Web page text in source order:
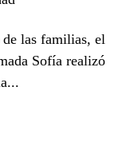
las familias, el
Sofía realizó